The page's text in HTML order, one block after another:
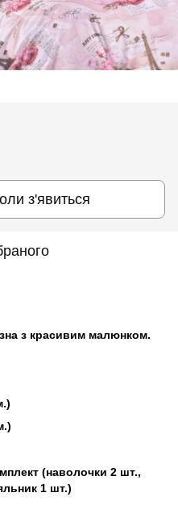
з'явиться
з красивим малюнком.
(наволочки 2 шт.,
1 шт.)